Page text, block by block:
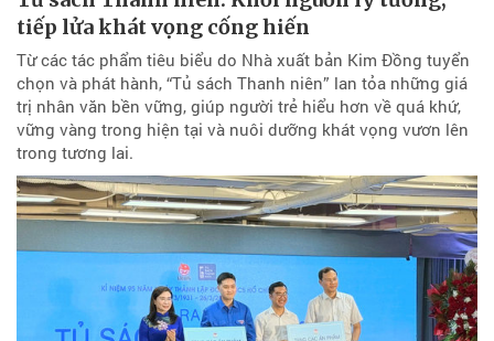
tiếp lửa khát vọng cống hiến
Từ các tác phẩm tiêu biểu do Nhà xuất bản Kim Đồng tuyển
chọn và phát hành, “Tủ sách Thanh niên” lan tỏa những giá
trị nhân văn bền vững, giúp người trẻ hiểu hơn về quá khứ,
vững vàng trong hiện tại và nuôi dưỡng khát vọng vươn lên
trong tương lai.